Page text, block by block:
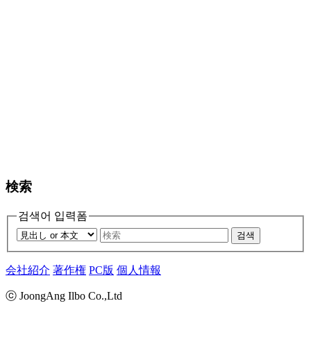
検索
검색어 입력폼
검색
会社紹介 著作権 PC版 個人情報
ⓒ JoongAng Ilbo Co.,Ltd